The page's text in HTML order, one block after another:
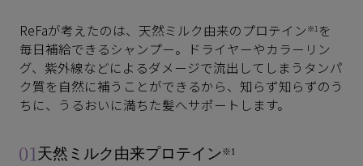
ReFaが考えたのは、天然ミルク由来のプロテイン ※1 を
毎日補給できるシャンプー。
ドライヤーやカラーリン
グ、紫外線などによるダメージで流出してしまうタンパ
ク質を自然に補うことができるから、 知らず知らずのう
ちに、うるおいに満ちた髪へサポートします。
天然ミルク由来プロテイン ※1